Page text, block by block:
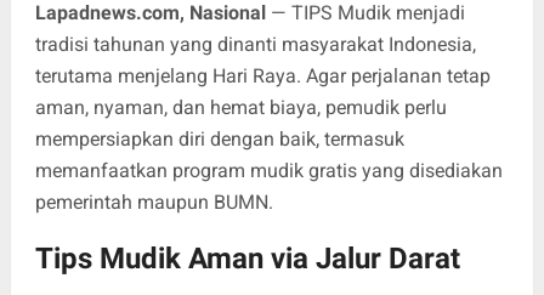
Lapadnews.com, Nasional— TIPS Mudik menjadi
tradisi tahunan yang dinanti masyarakat Indonesia,
terutama menjelang Hari Raya. Agar perjalanan tetap
aman, nyaman, dan hemat biaya, pemudik perlu
mempersiapkan diri dengan baik, termasuk
memanfaatkan program mudik gratis yang disediakan
pemerintah maupun BUMN.
Tips Mudik Aman via Jalur Darat